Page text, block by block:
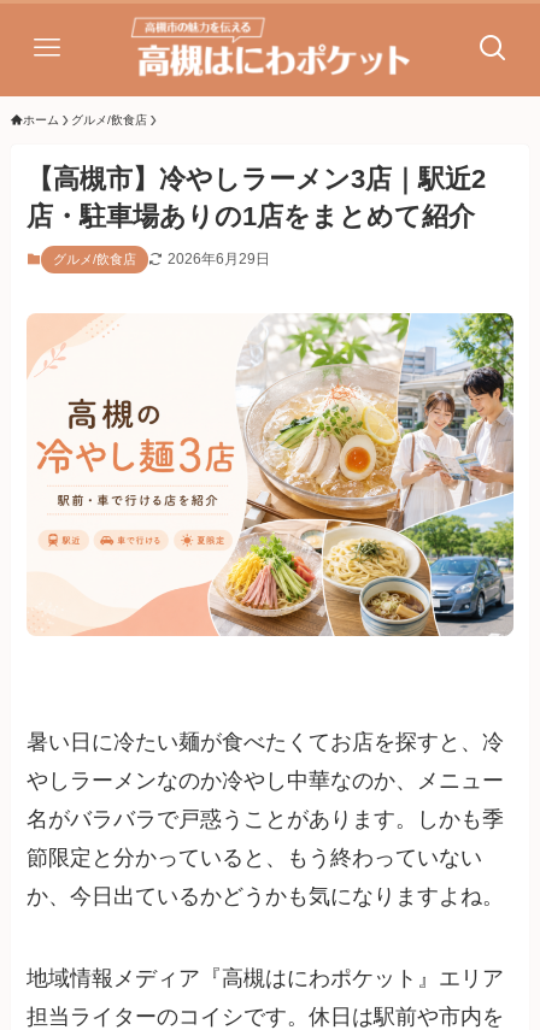
ホーム グルメ/飲食店
【高槻市】冷やしラーメン3店｜駅近2
店・駐車場ありの1店をまとめて紹介
グルメ/飲食店 2026年6月29日
暑い日に冷たい麺が食べたくてお店を探すと、冷
やしラーメンなのか冷やし中華なのか、メニュー
名がバラバラで戸惑うことがあります。しかも季
節限定と分かっていると、もう終わっていない
か、今日出ているかどうかも気になりますよね。
地域情報メディア『高槻はにわポケット』エリア
担当ライターのコイシです。休日は駅前や市内を